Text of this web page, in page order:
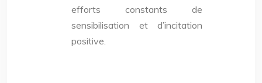
efforts constants de
sensibilisation et d’incitation
positive.